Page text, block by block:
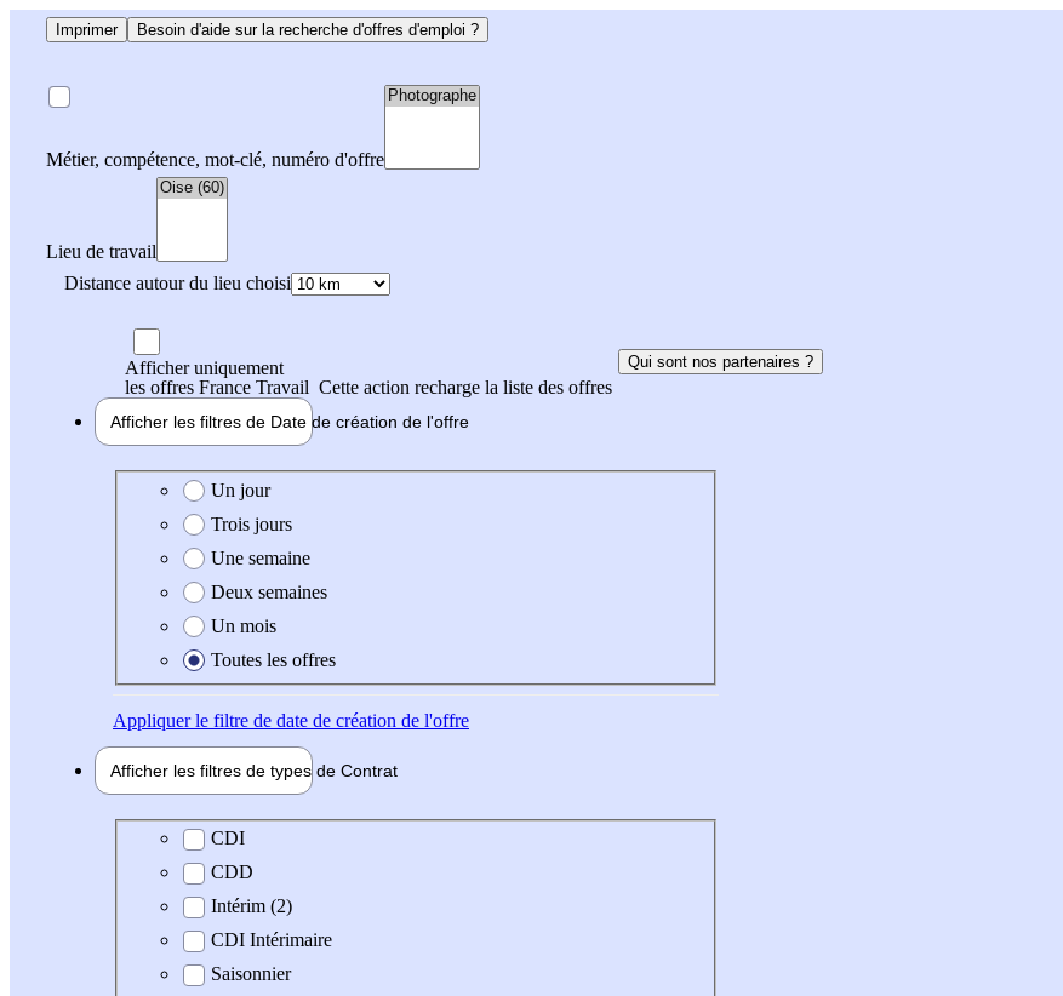
Imprimer Besoin d'aide sur la recherche d'offres d'emploi ?
Métier, compétence, mot-clé, numéro d'offre
Lieu de travail
Distance autour du lieu choisi
Afficher uniquement
les offres France Travail Cette action recharge la liste des offres
Qui sont nos partenaires ?
Afficher les filtres de Date de création de l'offre
Date de création de l'offre
Un jour
Trois jours
Une semaine
Deux semaines
Un mois
Toutes les offres
Appliquerle filtre de date de création de l'offre
Afficher les filtres de types de Contrat
Type de contrat
CDI
CDD
Intérim (2)
CDI Intérimaire
Saisonnier